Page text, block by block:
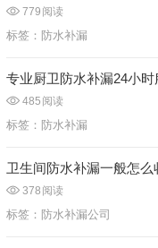
779 阅读
标签： 防水补漏
专业厨卫防水补漏24小时
485 阅读
标签： 防水补漏
卫生间防水补漏一般怎
378 阅读
标签： 防水补漏公司